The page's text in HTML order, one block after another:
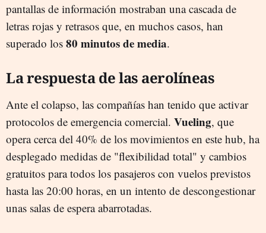
pantallas de información mostraban una cascada de
letras rojas y retrasos que, en muchos casos, han
superado los 80 minutos de media.
La respuesta de las aerolíneas
Ante el colapso, las compañías han tenido que activar
protocolos de emergencia comercial. Vueling, que
opera cerca del 40% de los movimientos en este hub, ha
desplegado medidas de "flexibilidad total" y cambios
gratuitos para todos los pasajeros con vuelos previstos
hasta las 20:00 horas, en un intento de descongestionar
unas salas de espera abarrotadas.